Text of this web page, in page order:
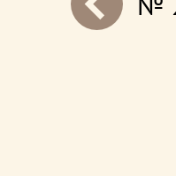
next